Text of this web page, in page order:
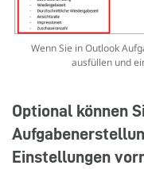
Wenn Sie in Outlook
ausfüllen und
Optional können
Einstellungen